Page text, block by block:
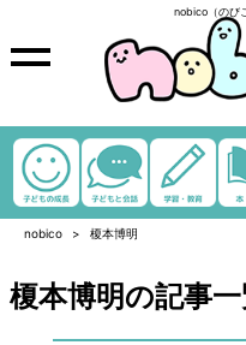
nobico（のび
nobico 榎本博明
榎本博明の記事